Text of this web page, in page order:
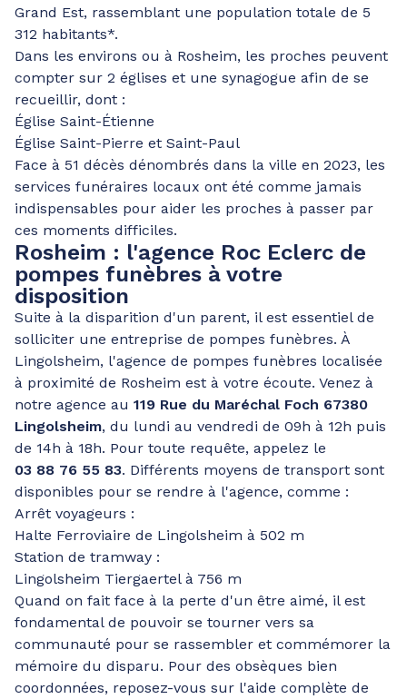
Grand Est, rassemblant une population totale de 5
312 habitants*.
Dans les environs ou à Rosheim, les proches peuvent
compter sur 2 églises et une synagogue afin de se
recueillir, dont :
Église Saint-Étienne
Église Saint-Pierre et Saint-Paul
Face à 51 décès dénombrés dans la ville en 2023, les
services funéraires locaux ont été comme jamais
indispensables pour aider les proches à passer par
ces moments difficiles.
Rosheim : l'agence Roc Eclerc de
pompes funèbres à votre
disposition
Suite à la disparition d'un parent, il est essentiel de
solliciter une entreprise de pompes funèbres. À
Lingolsheim, l'agence de pompes funèbres localisée
à proximité de Rosheim est à votre écoute. Venez à
notre agence au 119 Rue du Maréchal Foch 67380
Lingolsheim, du lundi au vendredi de 09h à 12h puis
de 14h à 18h. Pour toute requête, appelez le
03 88 76 55 83. Différents moyens de transport sont
disponibles pour se rendre à l'agence, comme :
Arrêt voyageurs :
Halte Ferroviaire de Lingolsheim à 502 m
Station de tramway :
Lingolsheim Tiergaertel à 756 m
Quand on fait face à la perte d'un être aimé, il est
fondamental de pouvoir se tourner vers sa
communauté pour se rassembler et commémorer la
mémoire du disparu. Pour des obsèques bien
coordonnées, reposez-vous sur l'aide complète de